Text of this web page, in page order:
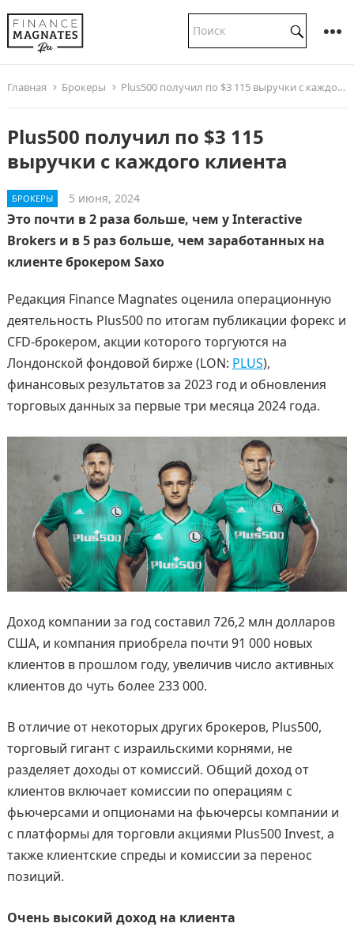
Главная Брокеры Plus500 получил по $3 115 выручки с каждого клиента
Plus500 получил по $3 115
выручки с каждого клиента
БРОКЕРЫ 5 июня, 2024
Это почти в 2 раза больше, чем у Interactive
Brokers и в 5 раз больше, чем заработанных на
клиенте брокером Saxo
Редакция Finance Magnates оценила операционную
деятельность Plus500 по итогам публикации форекс и
CFD-брокером, акции которого торгуются на
Лондонской фондовой бирже (LON: PLUS),
финансовых результатов за 2023 год и обновления
торговых данных за первые три месяца 2024 года.
Доход компании за год составил 726,2 млн долларов
США, и компания приобрела почти 91 000 новых
клиентов в прошлом году, увеличив число активных
клиентов до чуть более 233 000.
В отличие от некоторых других брокеров, Plus500,
торговый гигант с израильскими корнями, не
разделяет доходы от комиссий. Общий доход от
клиентов включает комиссии по операциям с
фьючерсами и опционами на фьючерсы компании и
с платформы для торговли акциями Plus500 Invest, а
также клиентские спреды и комиссии за перенос
позиций.
Очень высокий доход на клиента